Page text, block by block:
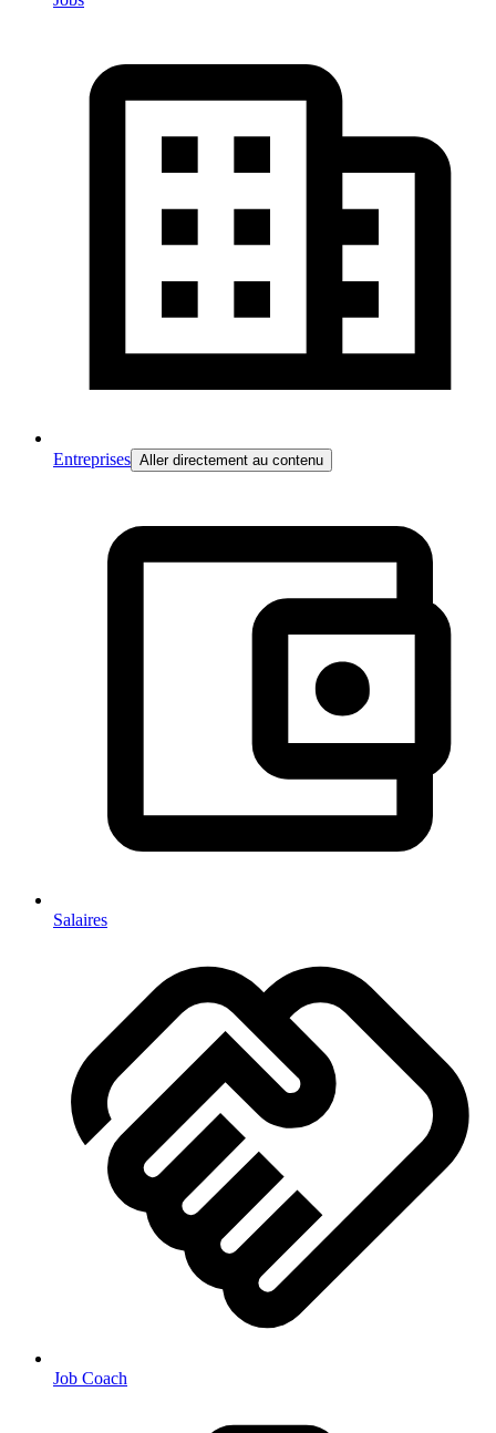
Entreprises Aller directement au contenu
Salaires
Job Coach